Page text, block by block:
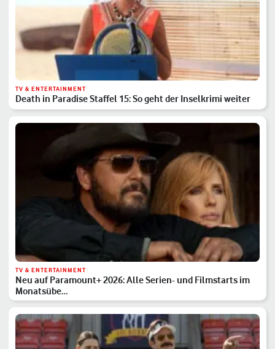
TV & ENTERTAINMENT
Death in Paradise Staffel 15: So geht der Inselkrimi weiter
TV & ENTERTAINMENT
Neu auf Paramount+ 2026: Alle Serien- und Filmstarts im
Monatsübe…